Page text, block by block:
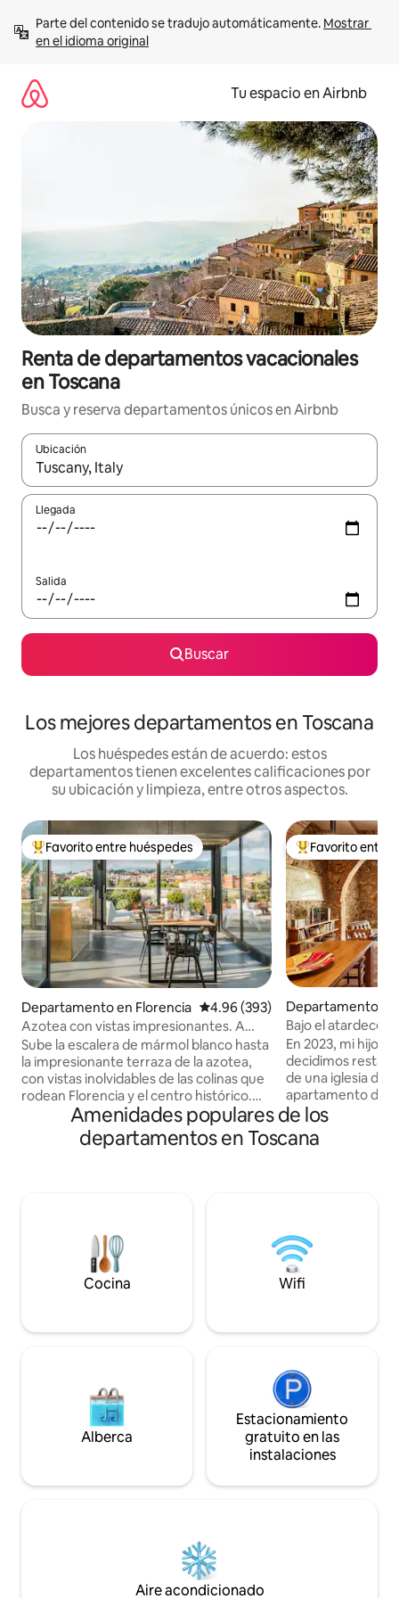
contenido
Parte del contenido se tradujo automáticamente. Mostrar
en el idioma original
Tu espacio en Airbnb
Renta de departamentos vacacionales
en Toscana
Busca y reserva departamentos únicos en Airbnb
Ubicación
Cuando los resultados estén disponibles, podrás navegar
Llegada
Salida
Buscar
Los mejores departamentos en Toscana
Los huéspedes están de acuerdo: estos
departamentos tienen excelentes calificaciones por
su ubicación y limpieza, entre otros aspectos.
De los mejores en Favorito entre huéspedes
Favorito entre huéspedes
Departamento en Florencia Calificación promedio: 4.96 de
4.96 (393)
Azotea con vistas impresionantes. A
pocos pasos del Duomo.
Sube la escalera de mármol blanco hasta
la impresionante terraza de la azotea,
con vistas inolvidables de las colinas que
rodean Florencia y el centro histórico.
Este apartamento ha sido
recientemente reformado, mezclando
diferentes tipos de arquitectura y
Tenemos especial cuidado en
desinfectar todas las áreas críticas, en
particular el espacio se desinfecta
mediante generadores de ozono. El
diferentes estilos en la arquitectura y el
mediados del siglo XX justo a las afueras
del centro histórico de la ciudad: en la
primera planta están los dormitorios
(una suite y un segundo dormitorio), el
baño y un vestidor. La suite se presenta
industria separada en vidrio y hierro que
sofá y dos camas individuales que se
pueden disponer a voluntad. A través de
una elegante escalera de mármol blanco
De los mejores
Favorito entre
Departamento
lciano
Bajo el
En 2023, mi hijo
decidimos
de una iglesia de
apartamento de
tenemos 2
aire
con ducha; abajo
nuestros 4
las 7:00 p. m. si
antelación Amplio estacionamiento
Amenidades populares de los
departamentos en Toscana
Cocina Wifi
Alberca
Estacionamiento
gratuito en las
instalaciones
Aire acondicionado